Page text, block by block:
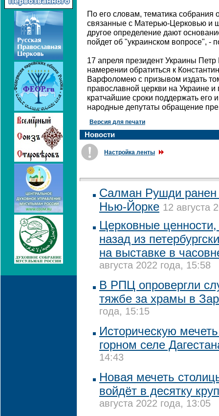
По его словам, тематика собрания
связанные с Матерью-Церковью и
другое определение дают
пойдет об "украинском вопросе", -
17 апреля президент Украины
намерении обратиться к
Варфоломею с призывом издать
православной церкви на Украине
кратчайшие сроки поддержать его
народные депутаты обращение
Версия для печати
Новости
Настройка ленты
Салман Рушди ранен
Нью-Йорке 12 августа
Церковные
назад из
на выставке в
августа 2022 года, 15:58
В РПЦ опровергли
тяжбе за храмы в
года, 15:15
Историческую
горном селе
14:43
Новая мечеть
войдёт в десятку
августа 2022 года, 13:05